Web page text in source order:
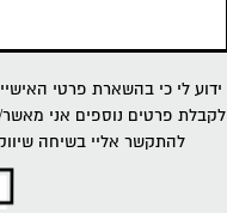
ידוע לי כי בהשארת פרטי
לקבלת פרטים נוספים אני
להתקשר אליי בשיחה